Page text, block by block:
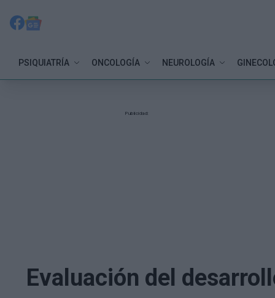
PSIQUIATRÍA ONCOLOGÍA NEUROLOGÍA
Publicidad:
Evaluación del